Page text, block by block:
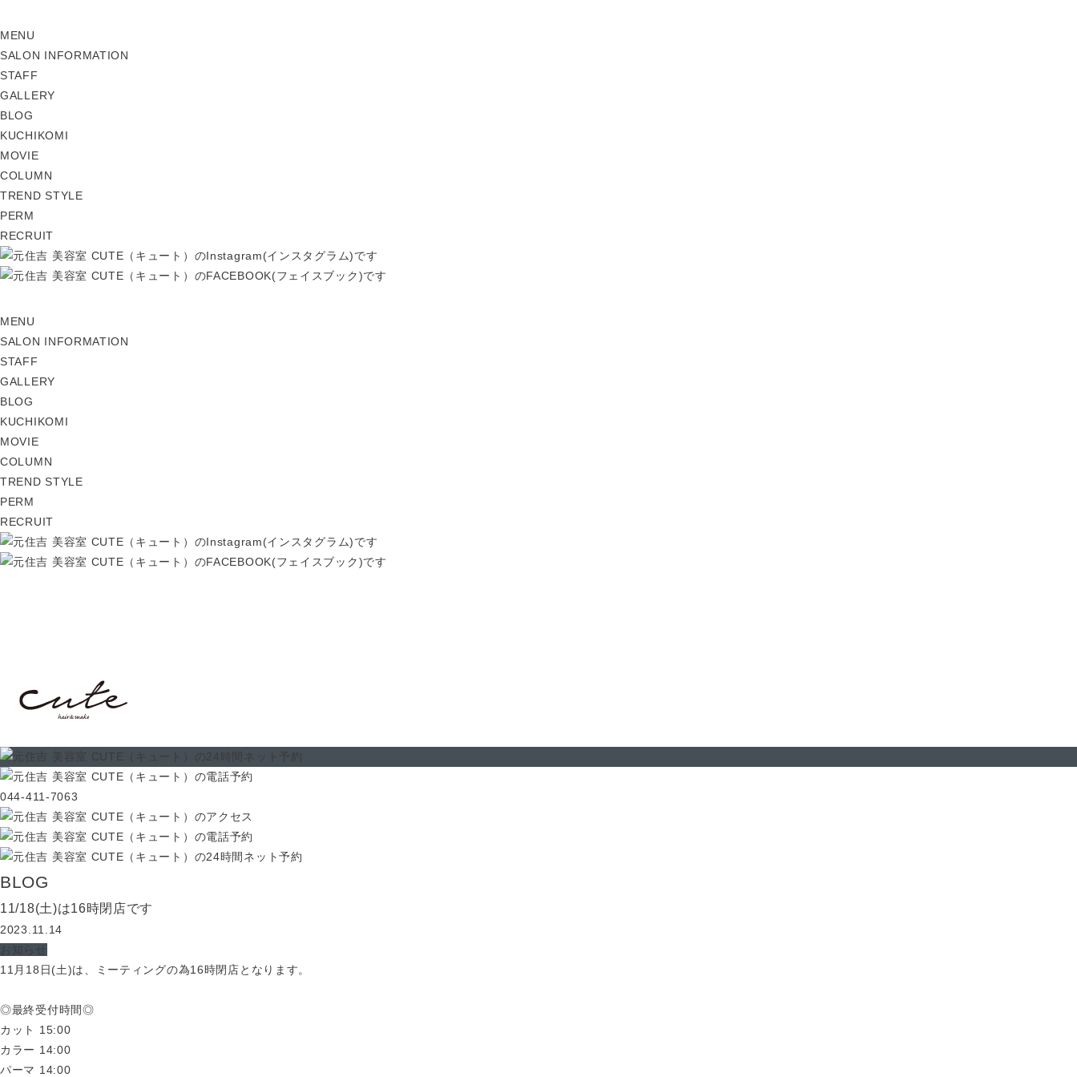
MENU
SALON INFORMATION
STAFF
GALLERY
BLOG
KUCHIKOMI
MOVIE
COLUMN
TREND STYLE
PERM
RECRUIT
MENU
SALON INFORMATION
STAFF
GALLERY
BLOG
KUCHIKOMI
MOVIE
COLUMN
TREND STYLE
PERM
RECRUIT
044-411-7063
BLOG
11/18(土)は16時閉店です
2023.11.14
お知らせ
11月18日(土)は、ミーティングの為16時閉店となります。
◎最終受付時間◎
カット 15:00
カラー 14:00
パーマ 14:00